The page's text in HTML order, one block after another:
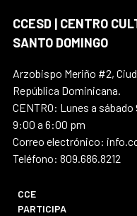
CCESD | CENTRO
SANTO DOMINGO
Arzobispo Meriño #2,
República Dominicana.
CENTRO: Lunes a
9:00 a 6:00 pm
Correo electrónico:
Teléfono: 809.686.8212
CCE
PARTICIPA